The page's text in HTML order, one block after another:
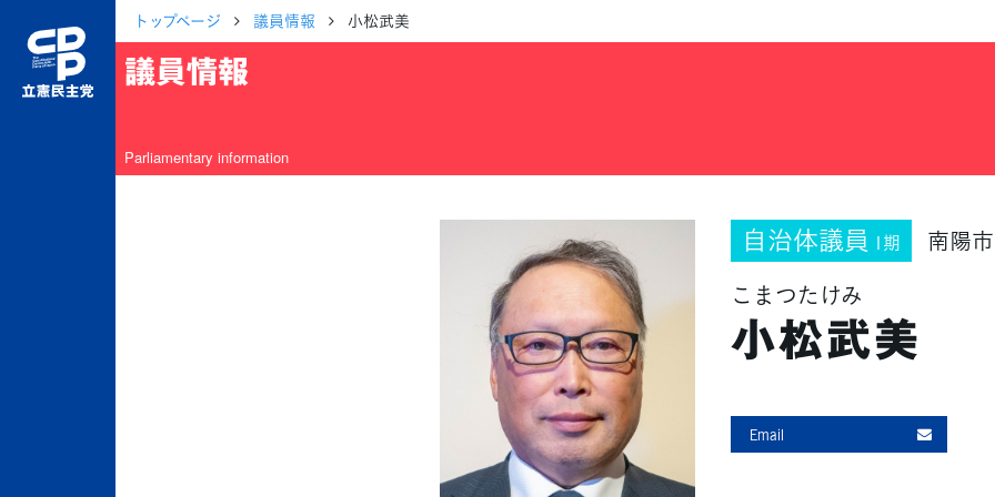
トップページ 議員情報 小松武美
議員情報
Parliamentary information
自治体議員 1期
南陽
こまつたけみ
小松武美
Email